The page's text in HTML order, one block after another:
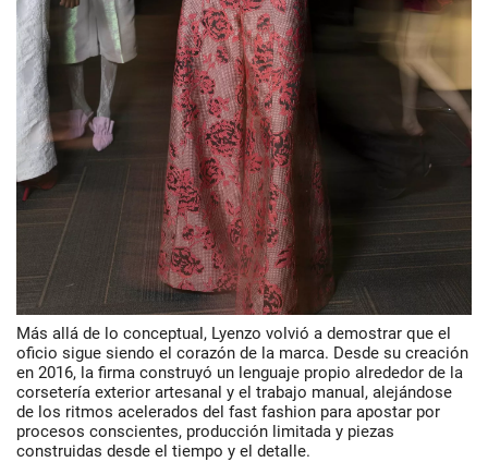
Más allá de lo conceptual, Lyenzo volvió a demostrar que el
oficio sigue siendo el corazón de la marca. Desde su creación
en 2016, la firma construyó un lenguaje propio alrededor de la
corsetería exterior artesanal y el trabajo manual, alejándose
de los ritmos acelerados del fast fashion para apostar por
procesos conscientes, producción limitada y piezas
construidas desde el tiempo y el detalle.